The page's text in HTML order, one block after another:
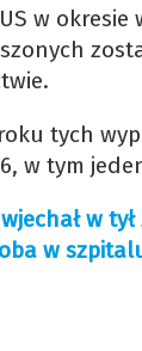
w okresie
tych
w tym
w
w